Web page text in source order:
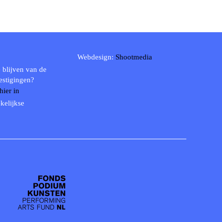
blijven van de
in
Webdesign: Shootmedia